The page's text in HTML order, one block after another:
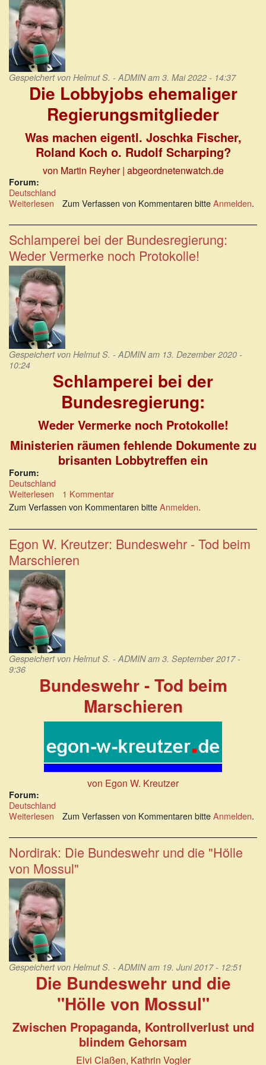
Gespeichert von Helmut S. - ADMINam 3. Mai 2022 - 14:37
Die Lobbyjobs ehemaliger
Regierungsmitglieder
Was machen eigentl. Joschka Fischer,
Roland Koch o. Rudolf Scharping?
von Martin Reyher | abgeordnetenwatch.de
Forum:
Deutschland
Weiterlesen über
Die
Lobbyjobs
ehemaliger
Regierungsmitglieder
Zum Verfassen von Kommentaren bitteAnmelden.
Schlamperei bei der Bundesregierung:
Weder Vermerke noch Protokolle!
Gespeichert von Helmut S. - ADMINam 13. Dezember 2020 -
10:24
Schlamperei bei der
Bundesregierung:
Weder Vermerke noch Protokolle!
Ministerien räumen fehlende Dokumente zu
brisanten Lobbytreffen ein
Forum:
Deutschland
Weiterlesen über
Schlamperei
der
Bundesregierung:
Weder
Vermerke
noch
Protokolle!
1 Kommentar
Zum Verfassen von Kommentaren bitteAnmelden.
Egon W. Kreutzer: Bundeswehr - Tod beim
Marschieren
Gespeichert von Helmut S. - ADMINam 3. September 2017 -
9:36
Bundeswehr - Tod beim
Marschieren
von Egon W. Kreutzer
Forum:
Deutschland
Weiterlesen über
W.
Kreutzer:
Bundeswehr
-
Tod
beim
Marschieren
Zum Verfassen von Kommentaren bitteAnmelden.
Nordirak: Die Bundeswehr und die "Hölle
von Mossul"
Gespeichert von Helmut S. - ADMINam 19. Juni 2017 - 12:51
Die Bundeswehr und die
"Hölle von Mossul"
Zwischen Propaganda, Kontrollverlust und
blindem Gehorsam
Elvi Claßen, Kathrin Vogler